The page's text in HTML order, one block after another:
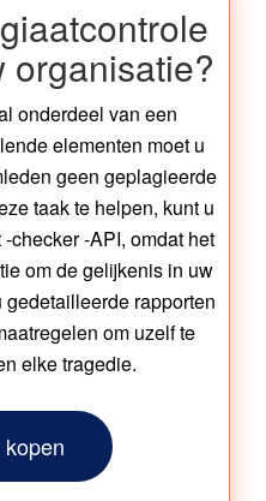
organisatie?
onderdeel van een
elementen moet u
geen geplagieerde
taak te helpen, kunt u
checker -API, omdat het
om de gelijkenis in uw
rapporten
om uzelf te
elke tragedie.
kopen